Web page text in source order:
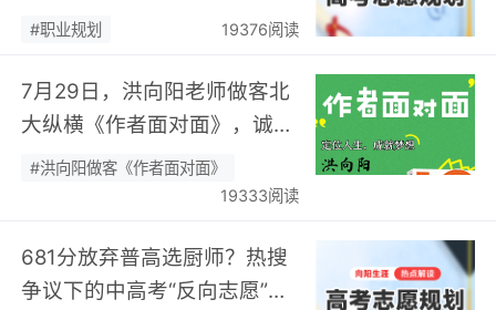
身热爱，可幸又可惜！…
#职业规划 19376阅读
7月29日，洪向阳老师做客北
大纵横《作者面对面》，诚邀
您现场相聚！…
#洪向阳做客《作者面对面》
19333阅读
681分放弃普高选厨师？热搜
争议下的中高考“反向志愿”